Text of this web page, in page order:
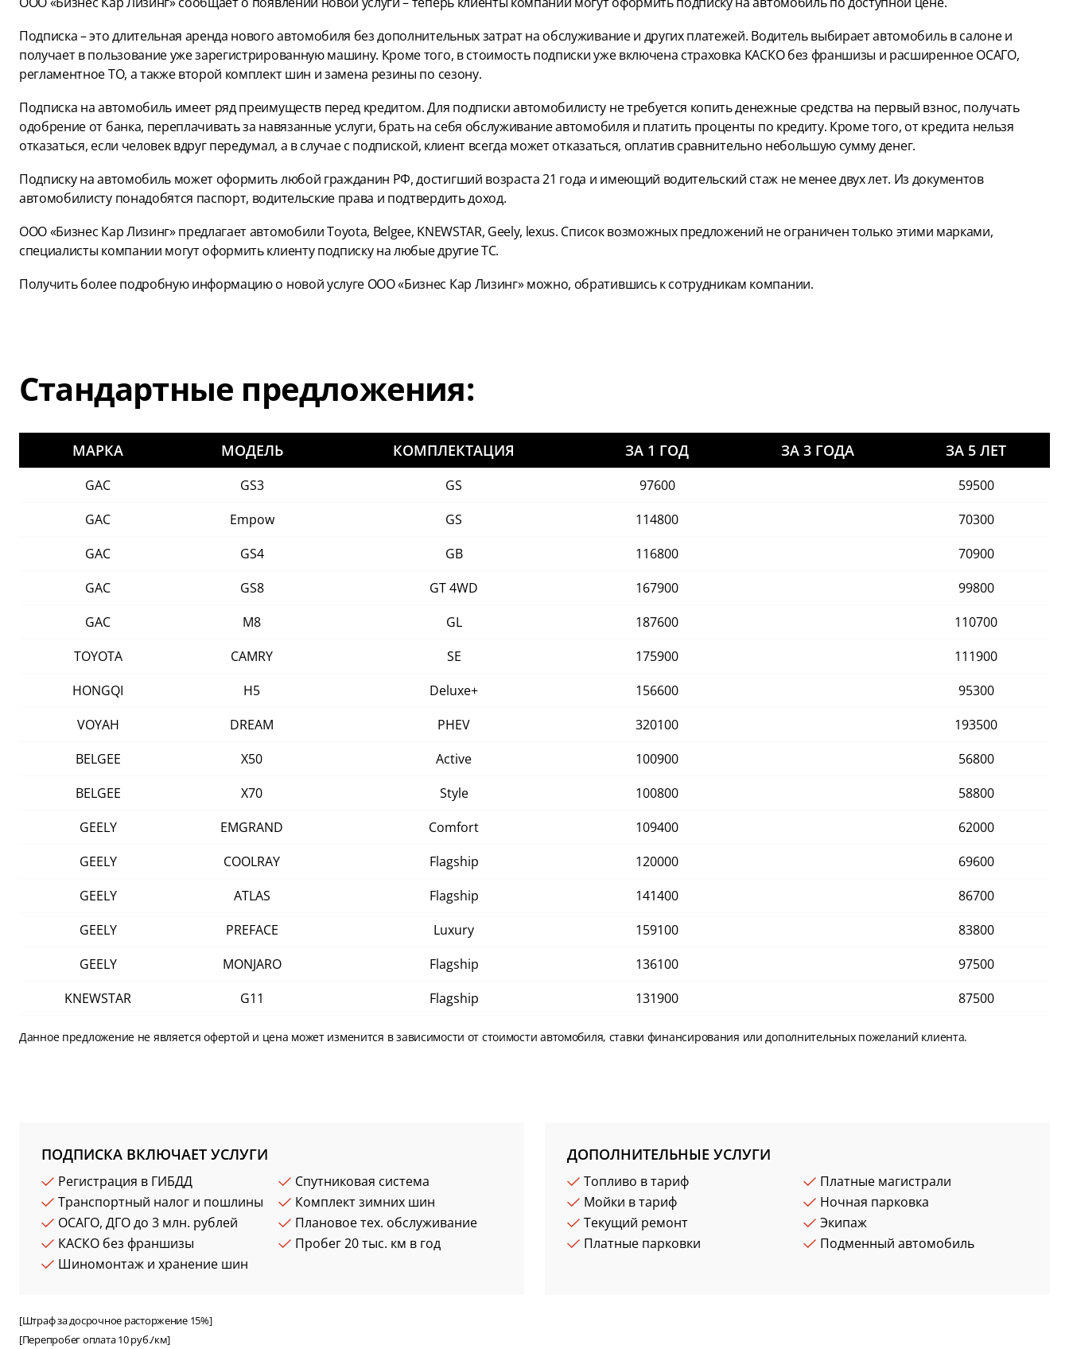
Подписка – это длительная аренда нового автомобиля без дополнительных затрат на обслуживание и других платежей. Водитель выбирает автомобиль в салоне и
получает в пользование уже зарегистрированную машину. Кроме того, в стоимость подписки уже включена страховка КАСКО без франшизы и расширенное ОСАГО,
регламентное ТО, а также второй комплект шин и замена резины по сезону.
Подписка на автомобиль имеет ряд преимуществ перед кредитом. Для подписки автомобилисту не требуется копить денежные средства на первый взнос, получать
одобрение от банка, переплачивать за навязанные услуги, брать на себя обслуживание автомобиля и платить проценты по кредиту. Кроме того, от кредита нельзя
отказаться, если человек вдруг передумал, а в случае с подпиской, клиент всегда может отказаться, оплатив сравнительно небольшую сумму денег.
Подписку на автомобиль может оформить любой гражданин РФ, достигший возраста 21 года и имеющий водительский стаж не менее двух лет. Из документов
автомобилисту понадобятся паспорт, водительские права и подтвердить доход.
ООО «Бизнес Кар Лизинг» предлагает автомобили Toyota, Belgee, KNEWSTAR, Geely, lexus. Список возможных предложений не ограничен только этими марками,
специалисты компании могут оформить клиенту подписку на любые другие ТС.
Получить более подробную информацию о новой услуге ООО «Бизнес Кар Лизинг» можно, обратившись к сотрудникам компании.
Стандартные предложения:
МАРКА МОДЕЛЬ КОМПЛЕКТАЦИЯ ЗА 1 ГОД ЗА 3 ГОДА ЗА 5 ЛЕТ
GAC GS3 GS 97600
59500
GAC
Empow GS 114800
70300
GAC
GS4 GB 116800
70900
GAC
GS8 GT 4WD 167900
99800
GAC
M8 GL 187600
110700
TOYOTA
CAMRY SE 175900
111900
HONGQI
H5 Deluxe+ 156600
95300
VOYAH
DREAM PHEV 320100
193500
BELGEE
X50 Active 100900
56800
BELGEE
X70 Style 100800
58800
GEELY
EMGRAND Comfort 109400
62000
GEELY
COOLRAY Flagship 120000
69600
GEELY
ATLAS Flagship 141400
86700
GEELY
PREFACE Luxury 159100
83800
GEELY
MONJARO Flagship 136100
97500
KNEWSTAR
G11 Flagship 131900 87500
Данное предложение не является офертой и цена может изменится в зависимости от стоимости автомобиля, ставки финансирования или дополнительных пожеланий клиента.
ПОДПИСКА ВКЛЮЧАЕТ УСЛУГИ
Регистрация в ГИБДД
Транспортный налог и пошлины
ОСАГО, ДГО до 3 млн. рублей
КАСКО без франшизы
Шиномонтаж и хранение шин
Спутниковая система
Комплект зимних шин
Плановое тех. обслуживание
Пробег 20 тыс. км в год
ДОПОЛНИТЕЛЬНЫЕ УСЛУГИ
Топливо в тариф
Мойки в тариф
Текущий ремонт
Платные парковки
Платные магистрали
Ночная парковка
Экипаж
Подменный автомобиль
[Штраф за досрочное расторжение 15%]
[Перепробег оплата 10 руб./км]